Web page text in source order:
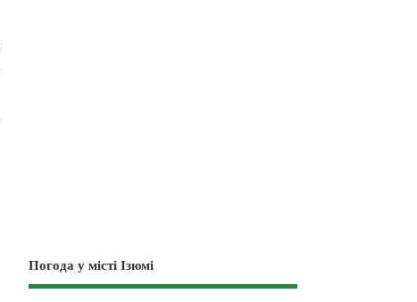
Погода у місті Ізюмі